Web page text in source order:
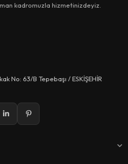
kadromuzla hizmetinizdeyiz.
No: 63/B Tepebaşı / ESKİŞEHİR